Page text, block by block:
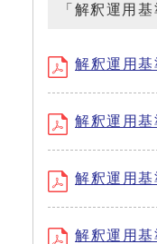
「解釈運用
解釈運用基
解釈運用基
解釈運用基
解釈運用基